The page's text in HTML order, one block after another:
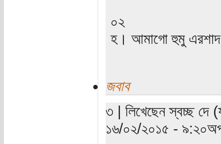
০২
হ। আমাগো হুমু
জবাব
৩ | লিখেছেন স্বচ্ছ দে
১৬/০২/২০১৫ -